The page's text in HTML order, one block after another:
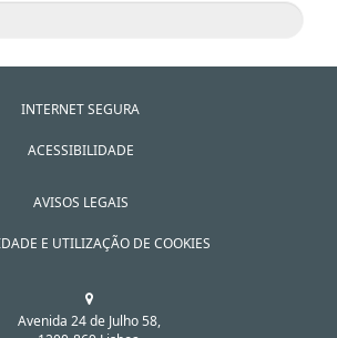
INTERNET SEGURA
ACESSIBILIDADE
AVISOS LEGAIS
E UTILIZAÇÃO DE COOKIES
Avenida 24 de Julho 58,